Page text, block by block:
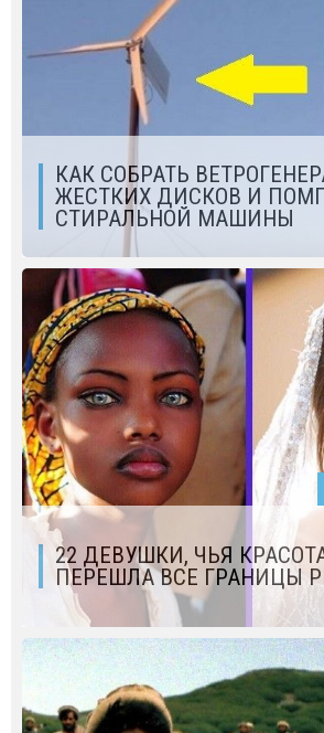
КАК СОБРАТЬ
ЖЕСТКИХ ДИСКОВ И
СТИРАЛЬНОЙ МАШИНЫ
22 ДЕВУШКИ, ЧЬЯ
ПЕРЕШЛА ВСЕ ГРАНИЦЫ